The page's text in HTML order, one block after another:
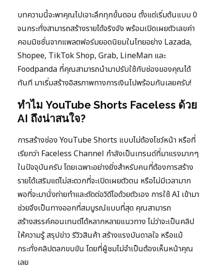
บทความนี้จะพาคุณไปเจาะลึกทุกขั้นตอน ตั้งแต่เริ่มต้นแบบ 0
จนกระทั่งสามารถสร้างรายได้จริงจัง พร้อมเปิดเผยตัวเลขค่า
คอมมิชชั่นจากแพลตฟอร์มยอดนิยมในไทยอย่าง Lazada,
Shopee, TikTok Shop, Grab, LineMan และ
Foodpanda ที่คุณสามารถนำมาปรับใช้กับช่องของคุณได้
ทันที มาเริ่มสร้างอิสรภาพทางการเงินไปพร้อมกันเลยครับ!
ทำไม YouTube Shorts Faceless ด้วย
AI ถึงน่าสนใจ?
การสร้างช่อง YouTube Shorts แบบไม่ต้องโชว์หน้า หรือที่
เรียกว่า Faceless Channel กำลังเป็นเทรนด์ที่มาแรงมากๆ
ในปัจจุบันครับ โดยเฉพาะอย่างยิ่งสำหรับคนที่ต้องการสร้าง
รายได้เสริมแต่ไม่สะดวกที่จะเปิดเผยตัวตน หรือไม่มีเวลามาก
พอที่จะมานั่งถ่ายทำและตัดต่อวิดีโอด้วยตัวเอง การใช้ AI เข้ามา
ช่วยจึงเป็นทางออกที่สมบูรณ์แบบที่สุด คุณสามารถ
สร้างสรรค์คอนเทนต์ได้หลากหลายแนวทาง ไม่ว่าจะเป็นคลิป
ให้ความรู้ สรุปข่าว รีวิวสินค้า สร้างแรงบันดาลใจ หรือแม้
กระทั่งคลิปตลกขบขัน โดยที่ผู้ชมไม่จำเป็นต้องเห็นหน้าคุณ
เลย